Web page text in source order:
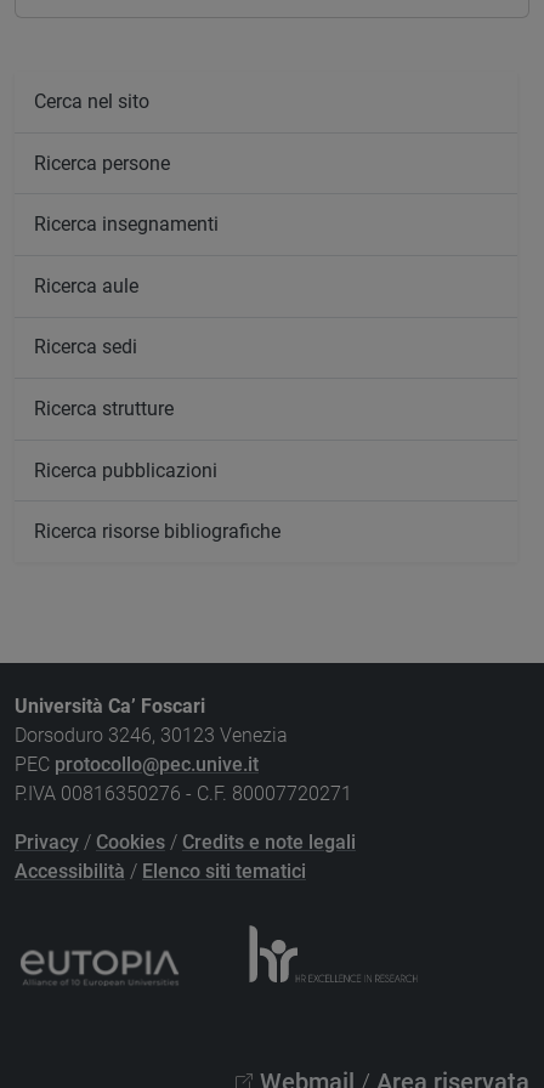
Cerca nel sito
Ricerca persone
Ricerca insegnamenti
Ricerca aule
Ricerca sedi
Ricerca strutture
Ricerca pubblicazioni
Ricerca risorse bibliografiche
Università Ca’ Foscari
Dorsoduro 3246, 30123 Venezia
PEC protocollo@pec.unive.it
P.IVA 00816350276 - C.F. 80007720271
Privacy / Cookies / Credits e note legali
Accessibilità / Elenco siti tematici
Webmail / Area riservata